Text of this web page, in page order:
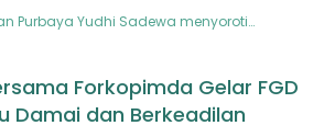
Purbaya Yudhi Sadewa menyoroti…
Forkopimda Gelar FGD
Damai dan Berkeadilan